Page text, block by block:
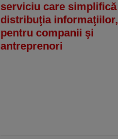
serviciu care simplifică
distribuţia informaţiilor,
pentru companii şi
antreprenori